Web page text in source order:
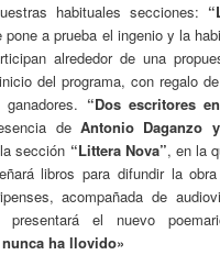
habituales secciones:
pone a prueba el ingenio y la
alrededor de una
del programa, con regalo
“Dos escritores
de Antonio Daganzo
sección “Littera Nova”, en la
libros para difundir la
acompañada de
el nuevo
ha llovido»